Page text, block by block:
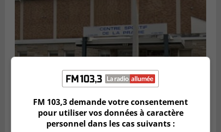
LA PRAIRIE
Publié le 5 août 2026 à 11h59
FM 103,3 demande votre consentement
pour utiliser vos données à caractère
personnel dans les cas suivants :